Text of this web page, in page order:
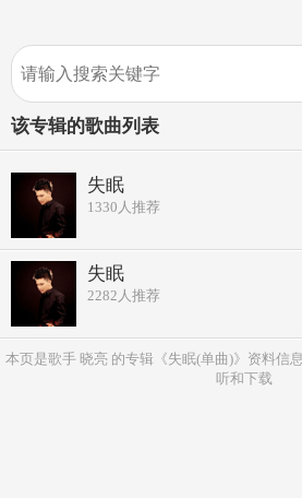
该专辑的歌曲列表
失眠
1330 人推荐
失眠
2282 人推荐
本页是歌手 晓亮 的专辑《失眠(单曲)》资料信
听和下载